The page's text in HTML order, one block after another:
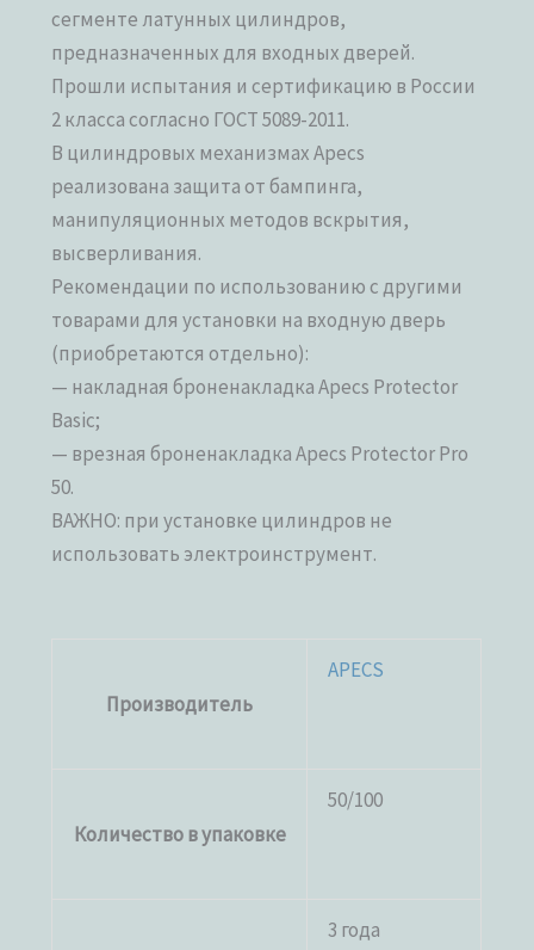
сегменте латунных цилиндров,
предназначенных для входных дверей.
Прошли испытания и сертификацию в России
2 класса согласно ГОСТ 5089-2011.
В цилиндровых механизмах Apecs
реализована защита от бампинга,
манипуляционных методов вскрытия,
высверливания.
Рекомендации по использованию с другими
товарами для установки на входную дверь
(приобретаются отдельно):
— накладная броненакладка Apecs Protector
Basic;
— врезная броненакладка Apecs Protector Pro
50.
ВАЖНО: при установке цилиндров не
использовать электроинструмент.
Производитель
APECS
Количество в упаковке
50/100
3 года